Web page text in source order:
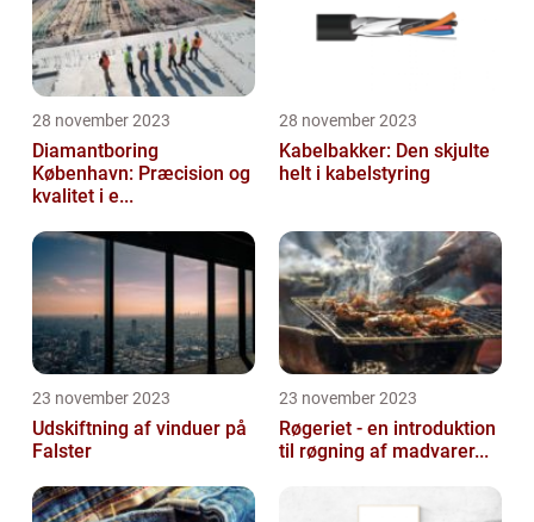
28 november 2023
Diamantboring
København: Præcision og
kvalitet i e...
28 november 2023
Kabelbakker: Den skjulte
helt i kabelstyring
23 november 2023
Udskiftning af vinduer på
Falster
23 november 2023
Røgeriet - en introduktion
til røgning af madvarer...